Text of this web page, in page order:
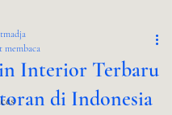
Interior Terbaru
di Indonesia
membaca